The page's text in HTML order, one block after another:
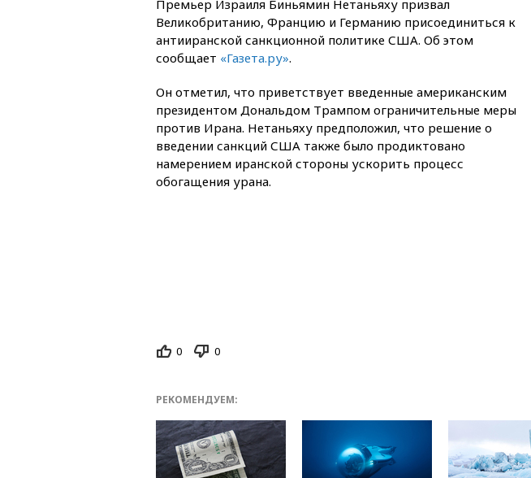
Премьер Израиля Биньямин Нетаньяху призвал
Великобританию, Францию и Германию присоединиться к
антииранской санкционной политике США. Об этом
сообщает «Газета.ру».
Он отметил, что приветствует введенные американским
президентом Дональдом Трампом ограничительные меры
против Ирана. Нетаньяху предположил, что решение о
введении санкций США также было продиктовано
намерением иранской стороны ускорить процесс
обогащения урана.
0 0
РЕКОМЕНДУЕМ: